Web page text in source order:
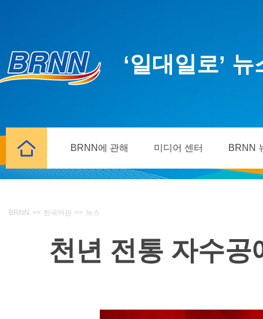
‘일대일로’
BRNN에 관해 미디어 센터 BRNN
BRNN >> 한국어판 >> 뉴스
천년 전통 자수공